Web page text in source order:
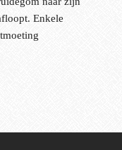
Enkele